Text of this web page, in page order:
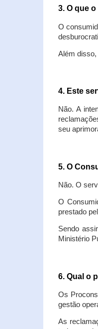
3. O que
O
Além
4. Este
Não. A
seu
5. O
Não. O
O
prestado
Sendo
Ministério
6. Qual o
Os
gestão
As